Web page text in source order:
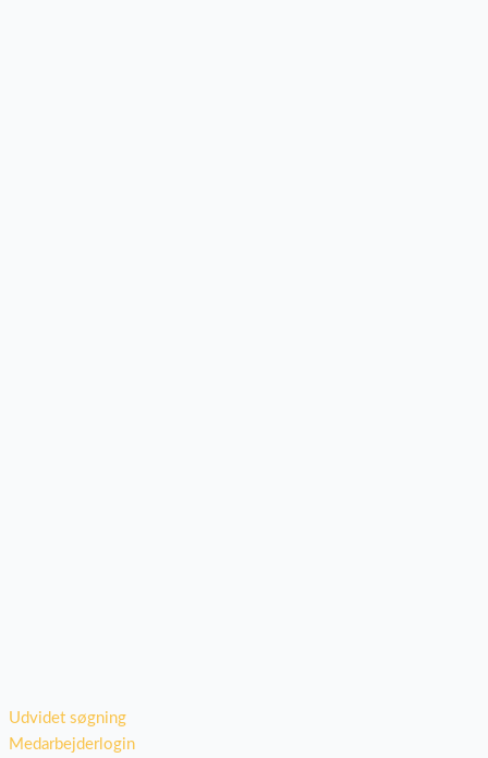
Udvidet søgning
Medarbejderlogin